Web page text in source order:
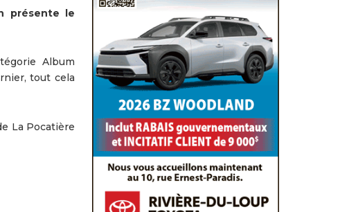
présente le
Album
tout cela
La Pocatière